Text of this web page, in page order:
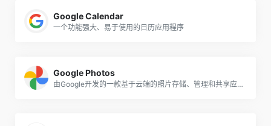
Google Calendar
一个功能强大、易于使用的日历应用程序
Google Photos
由Google开发的一款基于云端的照片存储、管理和共享应用程序